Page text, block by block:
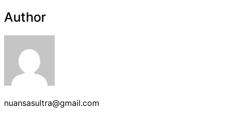
Author
nuansasultra@gmail.com